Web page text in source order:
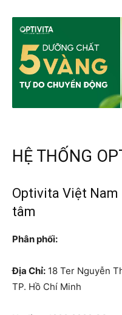
HỆ THỐNG
Optivita Việt Nam
tâm
Phân phối:
Địa Chỉ: 18 Ter Nguyễn
TP. Hồ Chí Minh